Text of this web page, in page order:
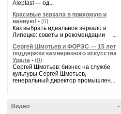
Aleplast — од...
Красивые зеркала в прихожую и
ванную! - (0)
Как выбрать идеальное зеркало в
Липецке: советы и рекомендации ...
Сергей Шмотьев и ФОРЭС — 15 лет
поддержки камнерезного искусства
Урала - (0)
Сергей Шмотьев: бизнес на службе
культуры Сергей Шмотьев,
генеральный директор промышлен...
-
Видео